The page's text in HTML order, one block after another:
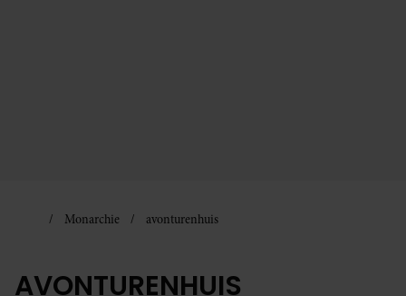
Monarchie avonturenhuis
AVONTURENHUIS